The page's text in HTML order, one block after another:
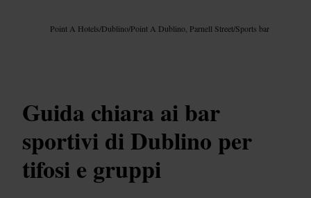
Point A Hotels/Dublino/Point A Dublino, Parnell Street/Sports bar
Guida chiara ai bar
sportivi di Dublino per
tifosi e gruppi